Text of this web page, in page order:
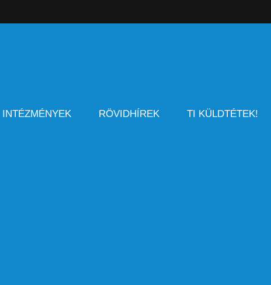
INTÉZMÉNYEK RÖVIDHÍREK TI KÜLDTÉTEK!